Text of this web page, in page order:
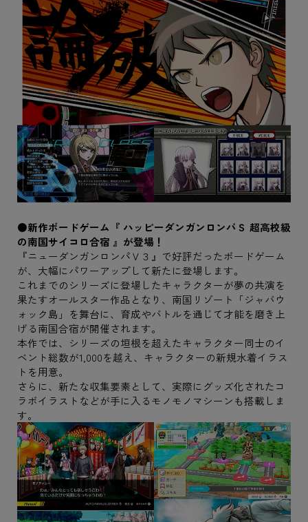
●新作ボードゲーム『 ハッピーダンガンロンパＳ 超高校級
の南国サイコロ合宿 』が登場！
『ニューダンガンロンパＶ３』で好評だったボードゲーム
が、大幅にパワーアップして新たに登場します。
これまでのシリーズに登場したキャラクターが夢の共演を
果たすオールスター作品となり、南国リゾート「ジャバウ
ォック島」を舞台に、育成やバトルを通じて才能を磨き上
げる南国合宿が開催されます。
本作では、シリーズの垣根を超えたキャラクター同士のイ
ベント総数が1,000を越え、キャラクターの新規水着イラス
トを用意。
さらに、新たな収集要素として、実際にグッズ化されたコ
ラボイラストなどが手に入るモノモノマシーンも搭載しま
す。